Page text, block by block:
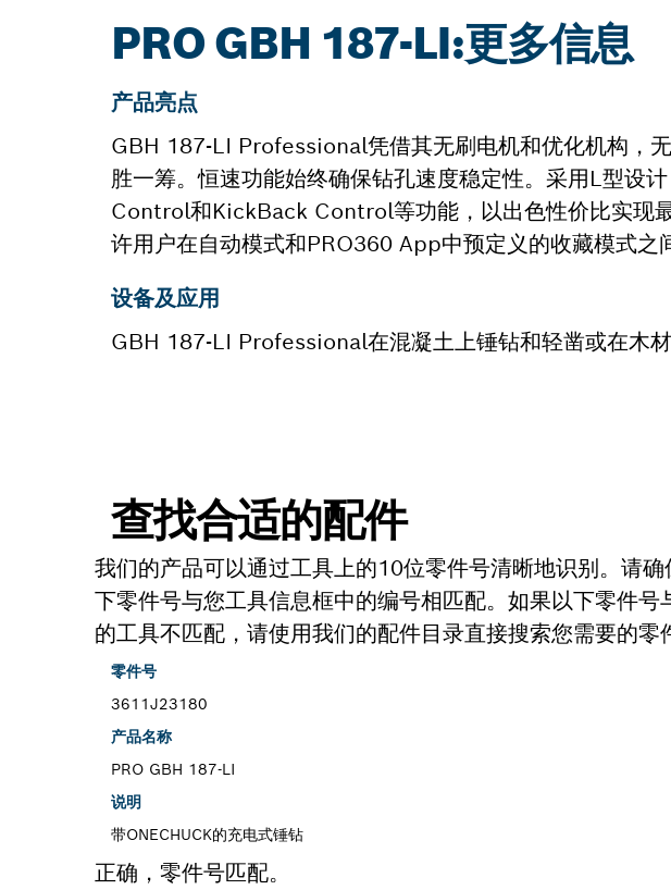
PRO GBH 187-LI:更多信息
产品亮点
GBH 187-LI Professional凭借其无刷电机和优化机构，
胜一筹。恒速功能始终确保钻孔速度稳定性。采用L型设
Control和KickBack Control等功能，以出色性价比实现
许用户在自动模式和PRO360 App中预定义的收藏模式之
设备及应用
GBH 187-LI Professional在混凝土上锤钻和轻凿或在木材
查找合适的配件
我们的产品可以通过工具上的10位零件号清晰地识别。请确
下零件号与您工具信息框中的编号相匹配。如果以下零件号
的工具不匹配，请使用我们的配件目录直接搜索您需要的零
零件号
3611J23180
产品名称
PRO GBH 187-LI
说明
带ONECHUCK的充电式锤钻
正确，零件号匹配。